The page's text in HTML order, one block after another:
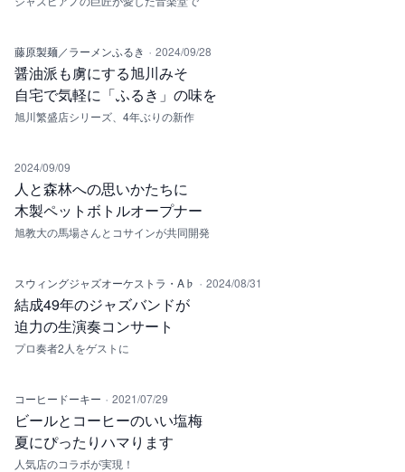
藤原製麺／ラーメンふるき · 2024/09/28
醤油派も虜にする旭川みそ
自宅で気軽に「ふるき」の味を
旭川繁盛店シリーズ、4年ぶりの新作
2024/09/09
人と森林への思いかたちに
木製ペットボトルオープナー
旭教大の馬場さんとコサインが共同開発
スウィングジャズオーケストラ・A♭ · 2024/08/31
結成49年のジャズバンドが
迫力の生演奏コンサート
プロ奏者2人をゲストに
コーヒードーキー · 2021/07/29
ビールとコーヒーのいい塩梅
夏にぴったりハマります
人気店のコラボが実現！